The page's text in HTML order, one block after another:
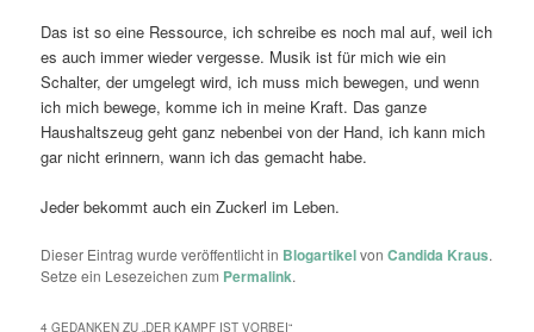
Das ist so eine Ressource, ich schreibe es noch mal auf, weil ich
es auch immer wieder vergesse. Musik ist für mich wie ein
Schalter, der umgelegt wird, ich muss mich bewegen, und wenn
ich mich bewege, komme ich in meine Kraft. Das ganze
Haushaltszeug geht ganz nebenbei von der Hand, ich kann mich
gar nicht erinnern, wann ich das gemacht habe.
Jeder bekommt auch ein Zuckerl im Leben.
Dieser Eintrag wurde veröffentlicht in BlogartikelvonCandida Kraus.
Setze ein Lesezeichen zum Permalink.
4 GEDANKEN ZU „DER KAMPF IST VORBEI“